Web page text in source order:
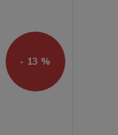
- 13 %